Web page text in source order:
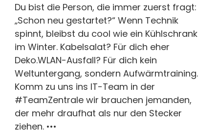
Du bist die Person, die immer zuerst fragt:
„Schon neu gestartet?“ Wenn Technik
spinnt, bleibst du cool wie ein Kühlschrank
im Winter. Kabelsalat? Für dich eher
Deko.WLAN-Ausfall? Für dich kein
Weltuntergang, sondern Aufwärmtraining.
Komm zu uns ins IT-Team in der
#TeamZentrale wir brauchen jemanden,
der mehr draufhat als nur den Stecker
ziehen. •••